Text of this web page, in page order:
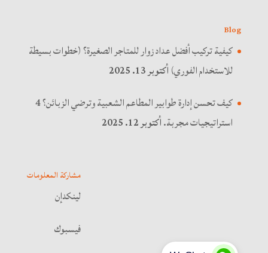
Blog
كيفية تركيب أفضل عداد زوار للمتاجر الصغيرة؟ (خطوات بسيطة
للاستخدام الفوري)أكتوبر 13. 2025
كيف تحسن إدارة طوابير المطاعم الشعبية وترضي الزبائن؟ 4
استراتيجيات مجربة.أكتوبر 12. 2025
مشاركة المعلومات
لينكدإن
فيسبوك